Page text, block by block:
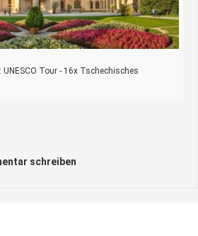
Tour - 16x Tschechisches
schreiben